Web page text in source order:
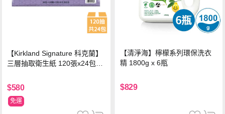
【Kirkland Signature 科克蘭】
三層抽取衛生紙 120張x24包x1
$580
免運
【清淨海】檸檬系列環保洗衣
精 1800g x 6瓶
$829